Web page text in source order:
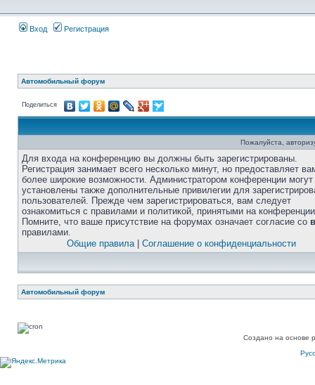
Вход Регистрация
Автомобильный форум
Поделиться
Пожалуйста,
Для входа на конференцию вы должны быть зарегистрированы.
Регистрация занимает всего несколько минут, но предоставляет
более широкие возможности. Администратором конференции
установлены также дополнительные привилегии для
пользователей. Прежде чем зарегистрироваться, вам следует
ознакомиться с правилами и политикой, принятыми на
Помните, что ваше присутствие на форумах означает согласие со
правилами.
Общие правила| Соглашение о конфиденциальности
Автомобильный форум
Создано на основе